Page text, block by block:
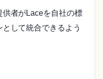
者がLaceを自社の標
して統合できるよう